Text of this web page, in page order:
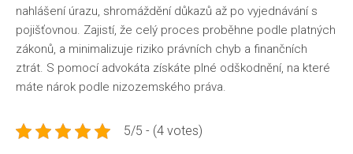
nahlášení úrazu, shromáždění důkazů až po vyjednávání s
pojišťovnou. Zajistí, že celý proces proběhne podle platných
zákonů, a minimalizuje riziko právních chyb a finančních
ztrát. S pomocí advokáta získáte plné odškodnění, na které
máte nárok podle nizozemského práva.
5/5 - (4 votes)